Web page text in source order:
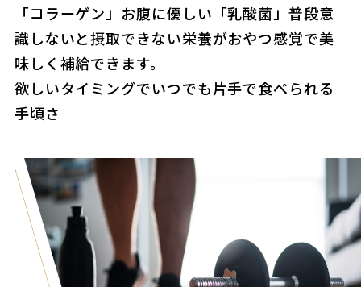
「コラーゲン」お腹に優しい「乳酸菌」普段意
識しないと摂取できない栄養がおやつ感覚で美
味しく補給できます。
欲しいタイミングでいつでも片手で食べられる
手頃さ